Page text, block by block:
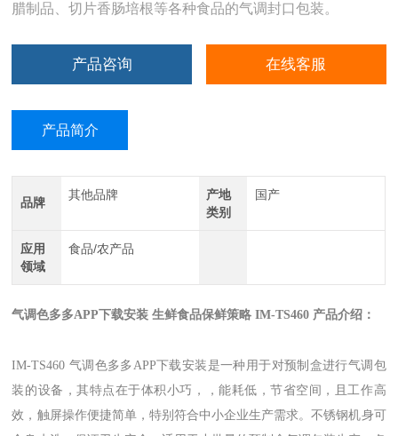
腊制品、切片香肠培根等各种食品的气调封口包装。
产品咨询 在线客服
产品简介
品牌
其他品牌
产地
类别
国产
应用
领域
食品/农产品
气调色多多APP下载安装 生鲜食品保鲜策略 IM-TS460 产品介绍：
IM-TS460 气调色多多APP下载安装是一种用于对预制盒进行气调包
装的设备，其特点在于体积小巧，，能耗低，节省空间，且工作高
效，触屏操作便捷简单，特别符合中小企业生产需求。不锈钢机身可